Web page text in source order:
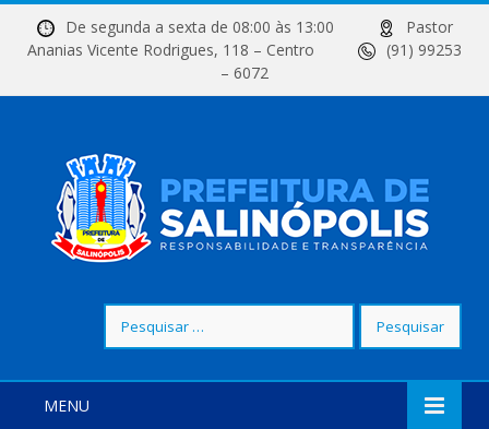
De segunda a sexta de 08:00 às 13:00
Pastor
Ananias Vicente Rodrigues, 118 – Centro
(91) 99253
– 6072
por:
MENU